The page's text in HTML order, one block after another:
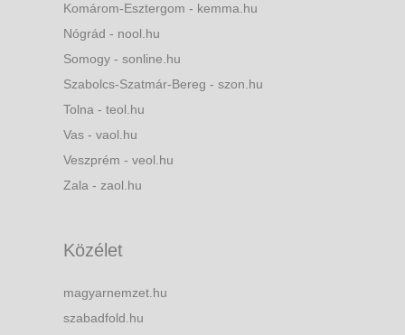
Komárom-Esztergom - kemma.hu
Nógrád - nool.hu
Somogy - sonline.hu
Szabolcs-Szatmár-Bereg - szon.hu
Tolna - teol.hu
Vas - vaol.hu
Veszprém - veol.hu
Zala - zaol.hu
Közélet
magyarnemzet.hu
szabadfold.hu